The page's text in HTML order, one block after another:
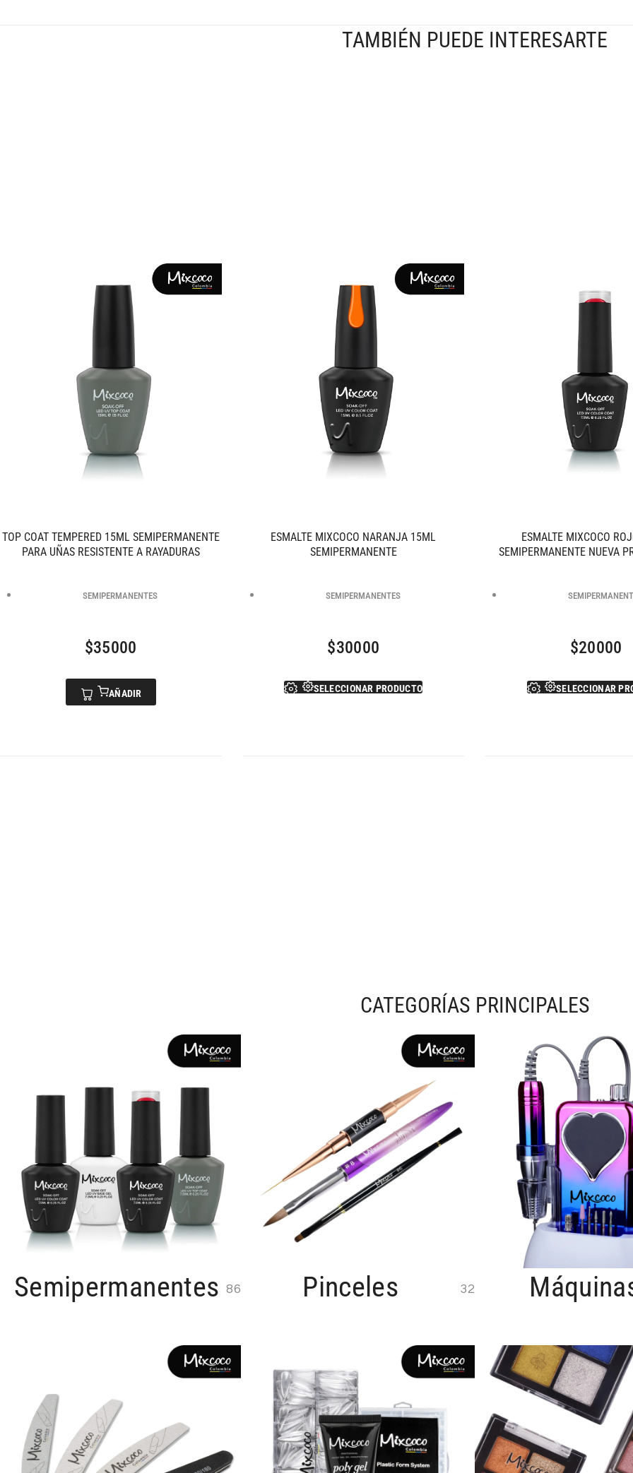
TAMBIÉN PUEDE INTERESARTE
TOP COAT TEMPERED 15ML SEMIPERMANENTE
PARA UÑAS RESISTENTE A RAYADURAS
SEMIPERMANENTES
$35000
AÑADIR
ESMALTE MIXCOCO NARANJA 15ML
SEMIPERMANENTE
SEMIPERMANENTES
$30000
SELECCIONAR PRODUCTO
ESMALTE MIXCOCO
SEMIPERMANENTE NUEVA
$20000
SELECCIONAR
CATEGORÍAS PRINCIPALES
Semipermanentes 86 Pinceles 32